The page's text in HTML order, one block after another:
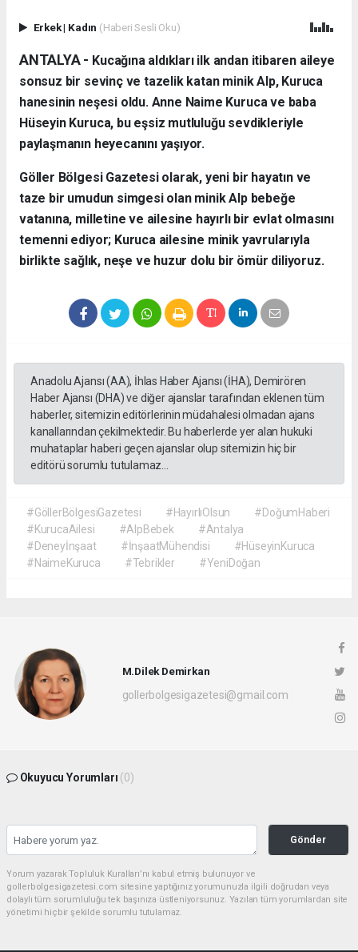
Erkek| Kadın (Haberi Sesli Oku)
ANTALYA - ​ Kucağına aldıkları ilk andan itibaren aileye
sonsuz bir sevinç ve tazelik katan minik Alp, Kuruca
hanesinin neşesi oldu. Anne Naime Kuruca ve baba
Hüseyin Kuruca, bu eşsiz mutluluğu sevdikleriyle
paylaşmanın heyecanını yaşıyor.
​Göller Bölgesi Gazetesi olarak, yeni bir hayatın ve
taze bir umudun simgesi olan minik Alp bebeğe
vatanına, milletine ve ailesine hayırlı bir evlat olmasını
temenni ediyor; Kuruca ailesine minik yavrularıyla
birlikte sağlık, neşe ve huzur dolu bir ömür diliyoruz.
Anadolu Ajansı (AA), İhlas Haber Ajansı (İHA), Demirören
Haber Ajansı (DHA) ve diğer ajanslar tarafından eklenen tüm
haberler, sitemizin editörlerinin müdahalesi olmadan ajans
kanallarından çekilmektedir. Bu haberlerde yer alan hukuki
muhataplar haberi geçen ajanslar olup sitemizin hiç bir
editörü sorumlu tutulamaz...
#GöllerBölgesiGazetesi #HayırlıOlsun
#DoğumHaberi
#KurucaAilesi
#AlpBebek
#Antalya
#Deneyİnşaat
#İnşaatMühendisi
#HüseyinKuruca
#NaimeKuruca
#Tebrikler #YeniDoğan
M.Dilek Demirkan
gollerbolgesigazetesi@gmail.com
Okuyucu Yorumları (0)
Gönder
Yorum yazarak Topluluk Kuralları’nı kabul etmiş bulunuyor ve
gollerbolgesigazetesi.com sitesine yaptığınız yorumunuzla ilgili doğrudan veya
dolaylı tüm sorumluluğu tek başınıza üstleniyorsunuz. Yazılan tüm yorumlardan site
yönetimi hiçbir şekilde sorumlu tutulamaz.